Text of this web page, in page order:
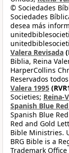
© Sociedades
Sociedades
desea más
Valera Revisada
Biblia, Reina
HarperCollins
Reservados
Valera 1995
Societies; Reina-
Spanish Blue
Spanish Blue
Red and Gold
Bible Ministries.
BRG Bible is a
Trademark Office